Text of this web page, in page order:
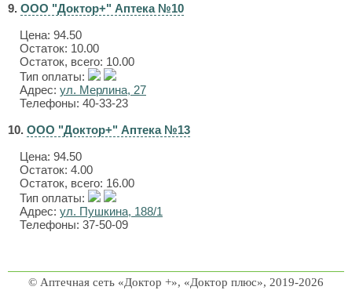
9. ООО "Доктор+" Аптека №10
Цена: 94.50
Остаток: 10.00
Остаток, всего: 10.00
Тип оплаты:
Адрес: ул. Мерлина, 27
Телефоны: 40-33-23
10. ООО "Доктор+" Аптека №13
Цена: 94.50
Остаток: 4.00
Остаток, всего: 16.00
Тип оплаты:
Адрес: ул. Пушкина, 188/1
Телефоны: 37-50-09
© Аптечная сеть «Доктор +», «Доктор плюс», 2019-2026